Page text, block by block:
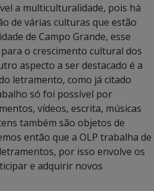
a multiculturalidade, pois há
de várias culturas que estão
de Campo Grande, esse
o crescimento cultural dos
aspecto a ser destacado é a
letramento, como já citado
só foi possível por
vídeos, escrita, músicas
também são objetos de
então que a OLP trabalha de
por isso envolve os
e adquirir novos